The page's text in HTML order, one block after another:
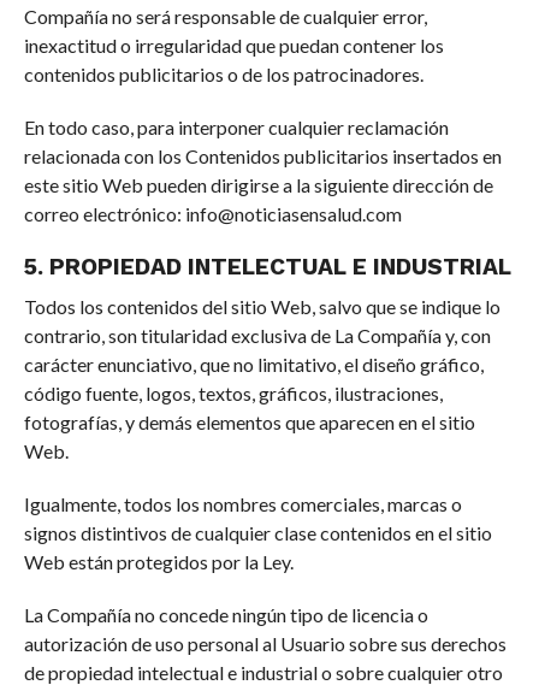
Compañía no será responsable de cualquier error,
inexactitud o irregularidad que puedan contener los
contenidos publicitarios o de los patrocinadores.
En todo caso, para interponer cualquier reclamación
relacionada con los Contenidos publicitarios insertados en
este sitio Web pueden dirigirse a la siguiente dirección de
correo electrónico: info@noticiasensalud.com
5. PROPIEDAD INTELECTUAL E INDUSTRIAL
Todos los contenidos del sitio Web, salvo que se indique lo
contrario, son titularidad exclusiva de La Compañía y, con
carácter enunciativo, que no limitativo, el diseño gráfico,
código fuente, logos, textos, gráficos, ilustraciones,
fotografías, y demás elementos que aparecen en el sitio
Web.
Igualmente, todos los nombres comerciales, marcas o
signos distintivos de cualquier clase contenidos en el sitio
Web están protegidos por la Ley.
La Compañía no concede ningún tipo de licencia o
autorización de uso personal al Usuario sobre sus derechos
de propiedad intelectual e industrial o sobre cualquier otro